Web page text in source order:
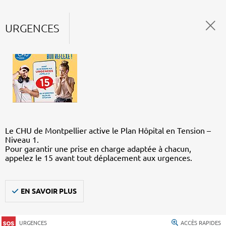
URGENCES
Le CHU de Montpellier active le Plan Hôpital en Tension –
Niveau 1.
Pour garantir une prise en charge adaptée à chacun,
appelez le 15 avant tout déplacement aux urgences.
EN SAVOIR PLUS
URGENCES ACCÈS RAPIDES